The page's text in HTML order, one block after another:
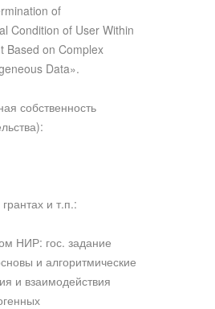
of
Condition of User Within
Based on Complex
Data».
собственность
и т.п.:
НИР: гос. задание
и алгоритмические
и взаимодействия